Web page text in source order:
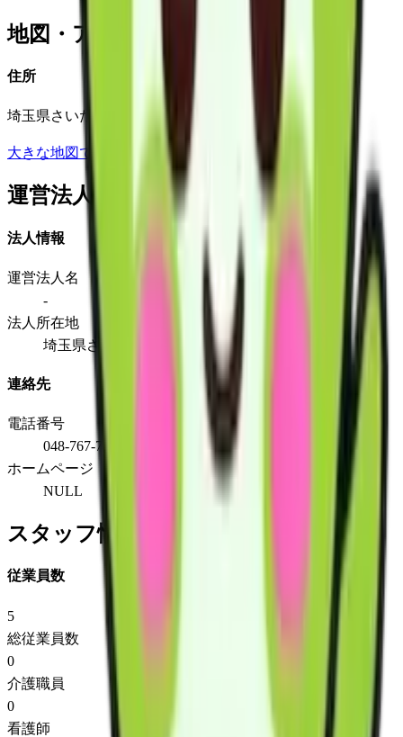
地図・アクセス
住所
埼玉県さいたま市桜区町谷3丁目9番12号2F
大きな地図で見る
運営法人
法人情報
運営法人名
-
法人所在地
埼玉県さいたま市桜区町谷3丁目9番12号2F
連絡先
電話番号
048-767-7204
ホームページ
NULL
スタッフ情報
従業員数
5
総従業員数
0
介護職員
0
看護師